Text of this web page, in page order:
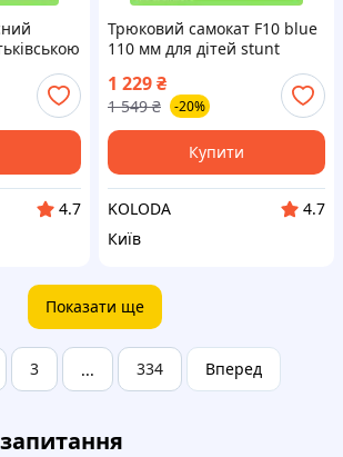
LED-
для
4.7
Трюковий самокат F10 blue
110 мм для дітей stunt
1 229₴
1 549 ₴ -20%
Купити
KOLODA
4.7
Київ
Показати ще
3 ... 334 Вперед